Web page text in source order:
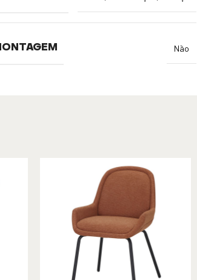
Não